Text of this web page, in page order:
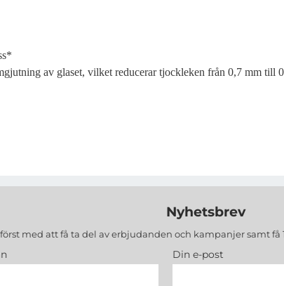
av glaset, vilket reducerar tjockleken från 0,7 mm
Nyhetsbrev
med att få ta del av erbjudanden och kampanjer samt få
Din e-post